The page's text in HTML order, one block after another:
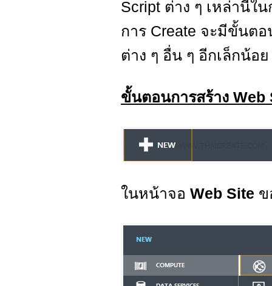
Script ต่าง ๆ เหล่านี้
การ Create จะมีขั้นตอ
ต่าง ๆ อื่น ๆ อีกเล็กน้
ขั้นตอนการสร้าง
ในหน้าจอ Web Site